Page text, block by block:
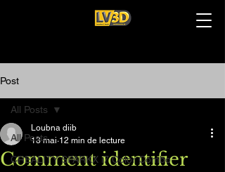
Post
All Posts
CREALITY SPARKX i7 Color Combo
All Posts
Comment identifier
Loubna diib
13 mai 12 min de lecture